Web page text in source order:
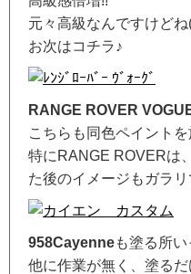
元々高級なんですけどね
お次はコチラ♪
RANGE ROVER
こちらも同色ペイントを
特にRANGE ROVERは
た後のイメージもガラリ
958Cayenneも塗る所
他に作業が無く、塗る